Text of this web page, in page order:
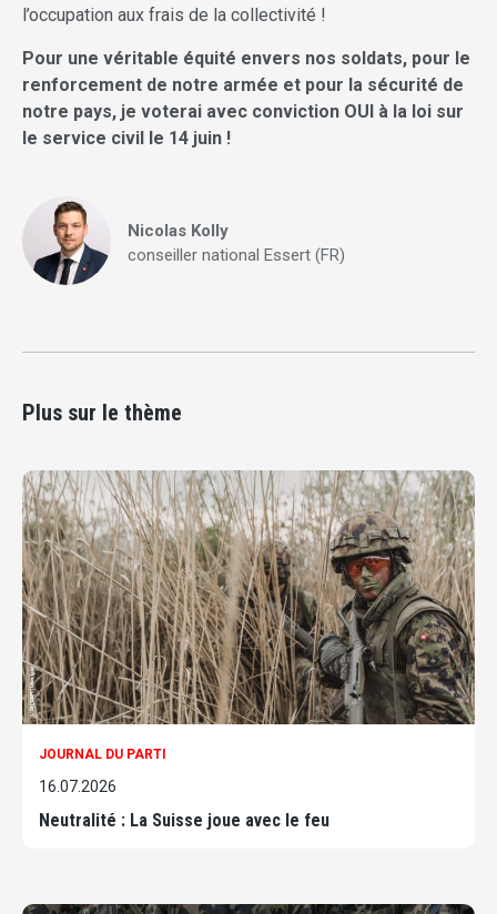
l’occupation aux frais de la collectivité !
Pour une véritable équité envers nos soldats, pour le
renforcement de notre armée et pour la sécurité de
notre pays, je voterai avec conviction OUI à la loi sur
le service civil le 14 juin !
Nicolas Kolly
conseiller national Essert (FR)
Plus sur le thème
JOURNAL DU PARTI
16.07.2026
Neutralité : La Suisse joue avec le feu